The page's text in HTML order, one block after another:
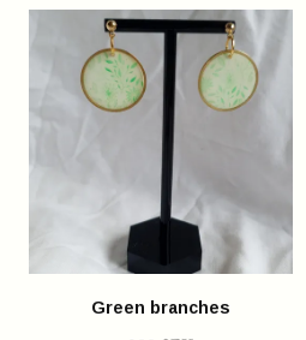
Green branches